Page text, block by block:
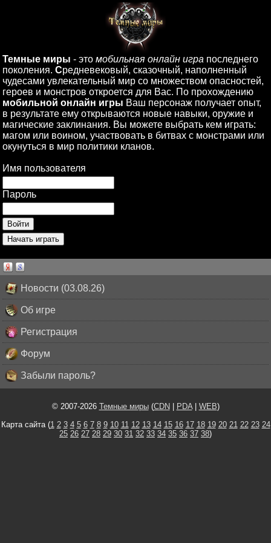
Темные миры - это мобильная онлайн игра последнего
поколения. Средневековый, сказочный, наполненный
чудесами увлекательный мир со множеством опасностей,
героев и монстров откроется для Вас. По прохождению
мобильной онлайн игры Ваш персонаж получает опыт,
в результате ему открываются новые навыки, оружие и
магические заклинания. Вы можете выбрать кем играть:
магом или воином, участвовать в битвах с монстрами или
окунуться в мир политики кланов.
Имя пользователя
Пароль
Новости (03.08.26)
Об игре
Регистрация
Форум
Забыли пароль?
© 2007-2026 Темные миры(CDN| PDA| WEB)
Карта сайта (1 2 3 4 5 6 7 8 9 10 11 12 13 14 15 16 17 18 19 20 21 22 23 24
25 26 27 28 29 30 31 32 33 34 35 36 37 38)